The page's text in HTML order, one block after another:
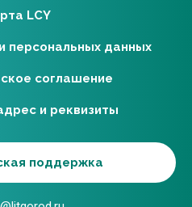
LCY
персональных данных
соглашение
и реквизиты
поддержка